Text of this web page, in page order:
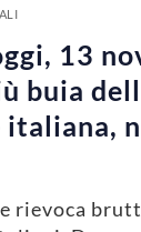
13
buia
italiana,
rievoca